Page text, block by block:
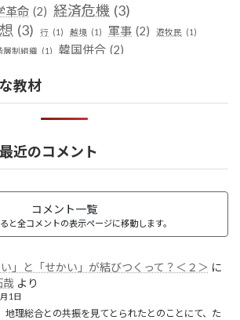
革命 (2) 経済危機 (3)
(3) 行 (1) 越境 (1) 軍事 (2) 遊牧民 (1)
層制組織 (1) 韓国併合 (2)
教材
近のコメント
コメント一覧
と全コメントの表示ページに移動します。
い」と「せかい」が結びつくって？＜２＞ に
哉 より
1日
地理総合との共振を見てとられたとのことにて、た